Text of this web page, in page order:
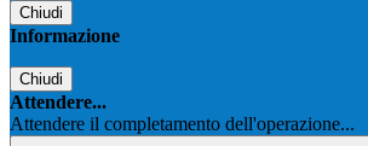
Chiudi
Informazione
Chiudi
Attendere...
Attendere il completamento dell'operazione...